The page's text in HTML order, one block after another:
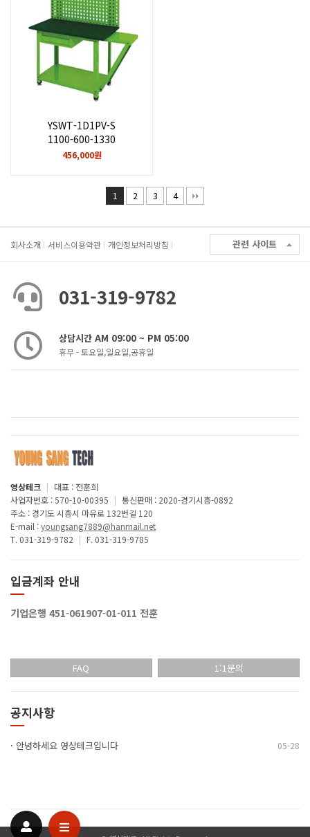
YSWT-1D1PV-S
1100-600-1330
456,000원
1 2 3 4
회사소개 서비스이용약관 개인정보처리방침 관련 사이트
031-319-9782
상담시간 AM 09:00 ~ PM 05:00
휴무 - 토요일,일요일,공휴일
영상테크 | 대표 : 전훈희
사업자번호 : 570-10-00395 | 통신판매 : 2020-경기시흥-0892
주소 : 경기도 시흥시 마유로 132번길 120
E-mail :youngsang7889@hanmail.net
T. 031-319-9782 | F. 031-319-9785
입금계좌 안내
기업은행 451-061907-01-011 전훈
FAQ 1:1문의
공지사항
· 안녕하세요 영상테크입니다 05-28